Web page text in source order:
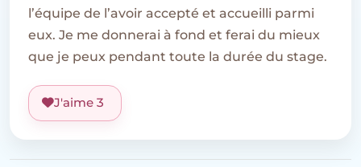
l’équipe de l’avoir accepté et accueilli parmi
eux. Je me donnerai à fond et ferai du mieux
que je peux pendant toute la durée du stage.
J'aime 3